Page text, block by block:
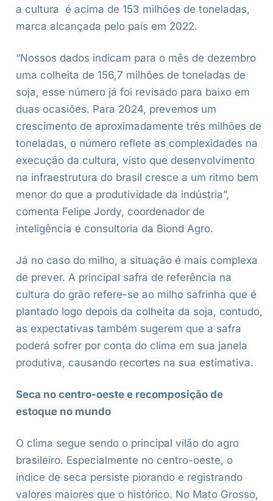
a cultura é acima de 153 milhões de toneladas,
marca alcançada pelo país em 2022.
“Nossos dados indicam para o mês de dezembro
uma colheita de 156,7 milhões de toneladas de
soja, esse número já foi revisado para baixo em
duas ocasiões. Para 2024, prevemos um
crescimento de aproximadamente três milhões de
toneladas, o número reflete as complexidades na
execução da cultura, visto que desenvolvimento
na infraestrutura do brasil cresce a um ritmo bem
menor do que a produtividade da indústria”,
comenta Felipe Jordy, coordenador de
inteligência e consultoria da Biond Agro.
Já no caso do milho, a situação é mais complexa
de prever. A principal safra de referência na
cultura do grão refere-se ao milho safrinha que é
plantado logo depois da colheita da soja, contudo,
as expectativas também sugerem que a safra
poderá sofrer por conta do clima em sua janela
produtiva, causando recortes na sua estimativa.
Seca no centro-oeste e recomposição de
estoque no mundo
O clima segue sendo o principal vilão do agro
brasileiro. Especialmente no centro-oeste, o
índice de seca persiste piorando e registrando
valores maiores que o histórico. No Mato Grosso,